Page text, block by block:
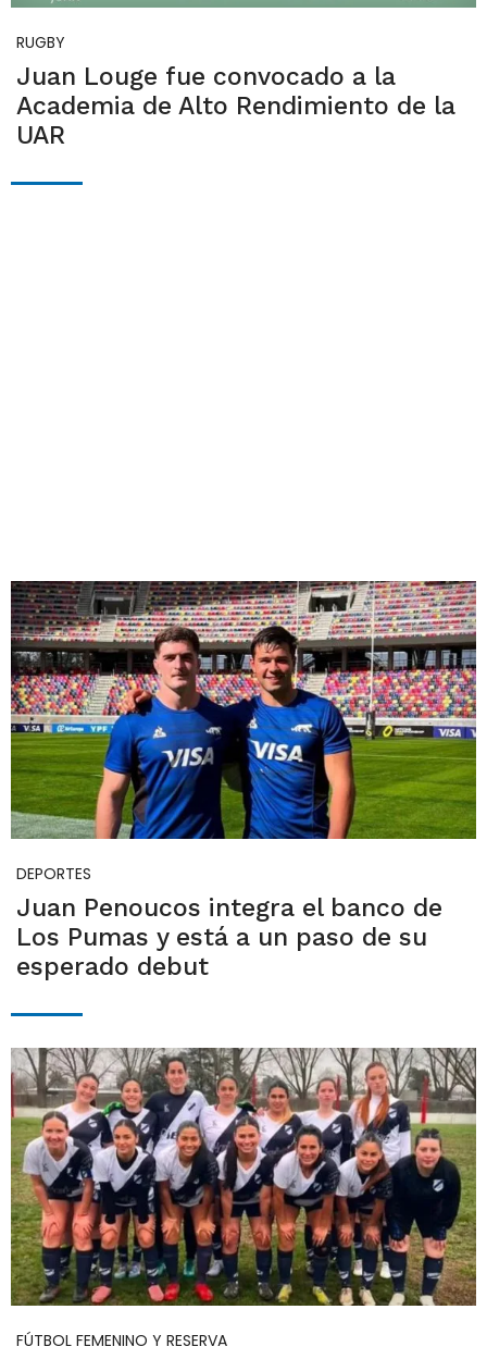
RUGBY
Juan Louge fue convocado a la
Academia de Alto Rendimiento de la
UAR
DEPORTES
Juan Penoucos integra el banco de
Los Pumas y está a un paso de su
esperado debut
FÚTBOL FEMENINO Y RESERVA